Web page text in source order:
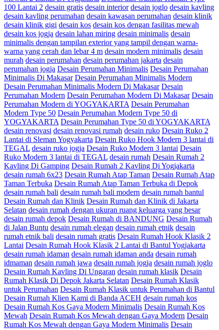
100 Lantai 2 desain gratis desain interior desain joglo desain kavling
desain kavling perumahan desain kawasan perumahan desain klinik
desain klinik gigi desain kos desain kos dengan fasilitas mewah
desain kos jogja desain lahan miring desain minimalis desain
minimalis dengan tampilan exterior yang tampil dengan warna-
warna yang cerah dan lebar 4 m desain modern minimalis desain
murah desain perumahan desain perumahan jakarta desain
perumahan jogja Desain Perumahan Minimalis Desain Perumahan
Minimalis Di Makasar Desain Perumahan Minimalis Modern
Desain Perumahan Minimalis Modern Di Makasar Desain
Perumahan Modern Desain Perumahan Modern Di Makasar Desain
Perumahan Modern di YOGYAKARTA Desain Perumahan
Modern Type 50 Desain Perumahan Modern Type 50 di
YOGYAKARTA Desain Perumahan Type 50 di YOGYAKARTA
desain renovasi desain renovasi rumah desain ruko Desain Ruko 2
Lantai di Sleman Yogyakarta Desain Ruko Hook Modern 3 lantai di
TEGAL desain ruko jogja Desain Ruko Modern 3 lantai Desain
Ruko Modern 3 lantai di TEGAL desain rumah Desain Rumah 2
Kavling Di Gamping Desain Rumah 2 Kavling Di Yogjakarta
desain rumah 6x23 Desain Rumah Atap Taman Desain Rumah Atap
Taman Terbuka Desain Rumah Atap Taman Terbuka di Depok
desain rumah bali desain rumah bali modern desain rumah bantul
Desain Rumah dan Klinik Desain Rumah dan Klinik di Jakarta
Selatan desain rumah dengan ukuran ruang keluarga yang besar
desain rumah depok Desain Rumah di BANDUNG Desain Rumah
di Jalan Buntu desain rumah elegan desain rumah etnik desain
rumah etnik bali desain rumah gratis Desain Rumah Hook Klasik 2
Lantai Desain Rumah Hook Klasik 2 Lantai di Bantul Yogjakarta
desain rumah idaman desain rumah idaman anda desain rumah
idmaman desain rumah jawa desain rumah jogja desain rumah joglo
Desain Rumah Kavling Di Ungaran desain rumah klasik Desain
Rumah Klasik Di Depok Jakarta Selatan Desain Rumah Klasik
untuk Perumahan Desain Rumah Klasik untuk Perumahan di Bantul
Desain Rumah Klien Kami di Banda ACEH desain rumah kos
Desain Rumah Kos Gaya Modern Minimalis Desain Rumah Kos
Mewah Desain Rumah Kos Mewah dengan Gaya Modern Desain
Rumah Kos Mewah dengan Gaya Modern Minimalis Desain